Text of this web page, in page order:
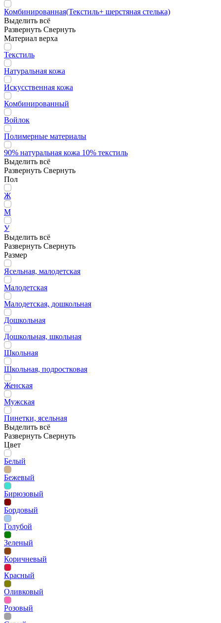
Комбинированная(Текстиль+ шерстяная стелька)
Выделить всё
Развернуть Свернуть
Материал верха
Текстиль
Натуральная кожа
Искусственная кожа
Комбинированный
Войлок
Полимерные материалы
90% натуральная кожа 10% текстиль
Выделить всё
Развернуть Свернуть
Пол
Ж
М
У
Выделить всё
Развернуть Свернуть
Размер
Ясельная, малодетская
Малодетская
Малодетская, дошкольная
Дошкольная
Дошкольная, школьная
Школьная
Школьная, подростковая
Женская
Мужская
Пинетки, ясельная
Выделить всё
Развернуть Свернуть
Цвет
Белый
Бежевый
Бирюзовый
Бордовый
Голубой
Зеленый
Коричневый
Красный
Оливковый
Розовый